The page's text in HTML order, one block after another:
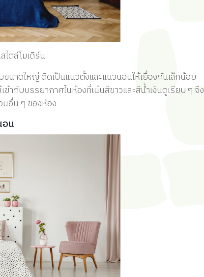
ตล์โมเดิร์น
นาดใหญ่ ติดเป็นแนวตั้งและแนวนอนให้เยื้องกันเล็กน้อย
ากับบรรยากาศในห้องที่เน้นสีขาวและสีน้ำเงินดูเรียบ ๆ จึง
นอื่น ๆ ของห้อง
น